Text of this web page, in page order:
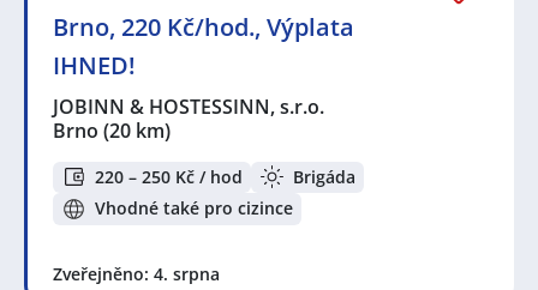
Brno, 220 Kč/hod., Výplata
IHNED!
JOBINN & HOSTESSINN, s.r.o.
Brno (20 km)
220 – 250 Kč / hod
Brigáda
Vhodné také pro cizince
Zveřejněno: 4. srpna